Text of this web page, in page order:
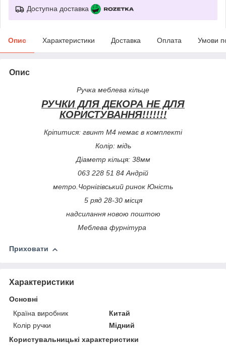
Доступна доставка
Опис Характеристики Доставка Оплата Умови
Опис
Ручка меблева кільце
РУЧКИ ДЛЯ ДЕКОРА НЕ ДЛЯ
КОРИСТУВАННЯ!!!!!!!
Кріпитися: гвинт М4 немає в комплекті
Колір: мідь
Діаметр кільця: 38мм
063 228 51 84 Андрій
метро.Чорнігівський ринок Юність
5 ряд 28-30 місця
надсилання новою поштою
Меблева фурнітура
Приховати
Характеристики
Основні
Країна виробник
Китай
Колір ручки
Мідний
Користувальницькі характеристики